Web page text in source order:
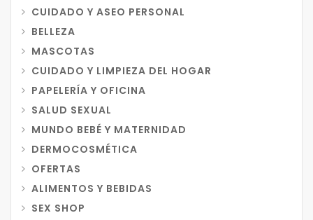
CUIDADO Y ASEO PERSONAL
BELLEZA
MASCOTAS
CUIDADO Y LIMPIEZA DEL HOGAR
PAPELERÍA Y OFICINA
SALUD SEXUAL
MUNDO BEBÉ Y MATERNIDAD
DERMOCOSMÉTICA
OFERTAS
ALIMENTOS Y BEBIDAS
SEX SHOP